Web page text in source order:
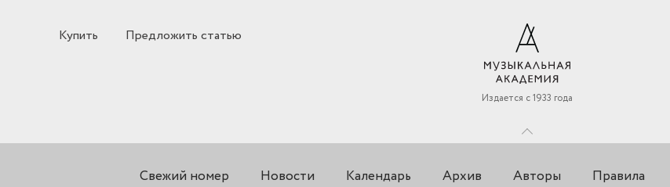
Купить Предложить статью
Издается с 1933 года
Свежий номер Новости Календарь Архив Авторы Правила